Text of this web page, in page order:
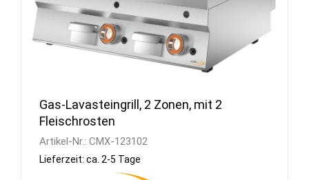
Gas-Lavasteingrill, 2 Zonen, mit 2
Fleischrosten
Artikel-Nr.: CMX-123102
Lieferzeit: ca. 2-5 Tage